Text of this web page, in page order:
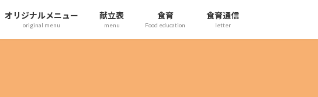
オリジナルメニュー
original menu
献立表
menu
食育
Food education
食育通信
letter